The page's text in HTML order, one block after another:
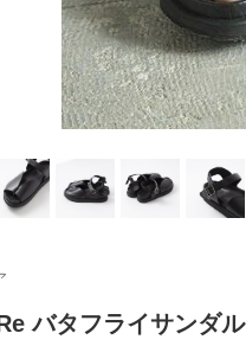
バタフライサンダル